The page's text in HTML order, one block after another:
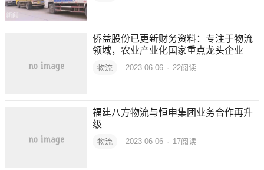
侨益股份已更新财务资料：专注于物流
领域，农业产业化国家重点龙头企业
物流 2023-06-06 · 22阅读
福建八方物流与恒申集团业务合作再升
级
物流 2023-06-06 · 17阅读